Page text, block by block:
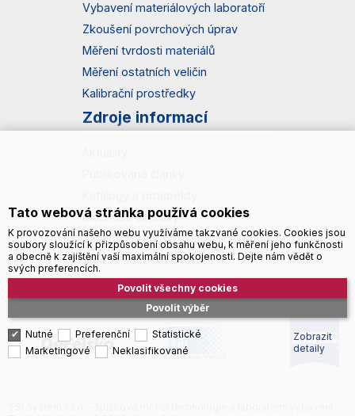
Vybavení materiálových laboratoří
Zkoušení povrchových úprav
Měření tvrdosti materiálů
Měření ostatních veličin
Kalibrační prostředky
Zdroje informací
Možnosti dopravy
Zásady zpracování osobních údajů
Správa souborů cookies
Tato webová stránka používá cookies
K provozování našeho webu využíváme takzvané cookies. Cookies jsou
soubory sloužící k přizpůsobení obsahu webu, k měření jeho funkčnosti
a obecně k zajištění vaší maximální spokojenosti. Dejte nám vědět o
svých preferencích.
Povolit výběr
Povolit všechny cookies
Nutné Preferenční
Statistické
Marketingové
Neklasifikované
Zobrazit
detaily